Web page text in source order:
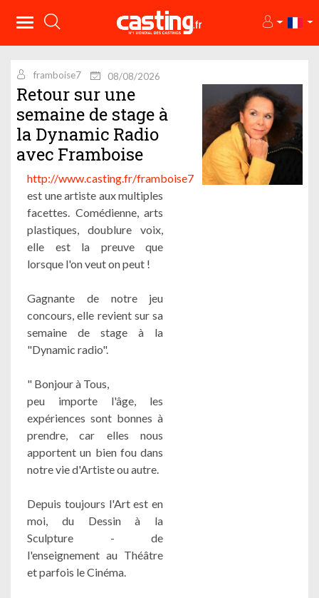
framboise7 08/08/2026
Retour sur une
semaine de stage à
la Dynamic Radio
avec Framboise
http://www.casting.fr/framboise7
est une artiste aux multiples
facettes. Comédienne, arts
plastiques, doublure voix,
elle est la preuve que
lorsque l'on veut on peut !
Gagnante de notre jeu
concours, elle revient sur sa
semaine de stage à la
"Dynamic radio".
" Bonjour à Tous,
peu importe l'âge, les
expériences sont bonnes à
prendre, car elles nous
apportent un bien fou dans
notre vie d'Artiste ou autre.
Depuis toujours l'Art est en
moi, du Dessin à la
Sculpture - de
l'enseignement au Théâtre
et parfois le Cinéma.